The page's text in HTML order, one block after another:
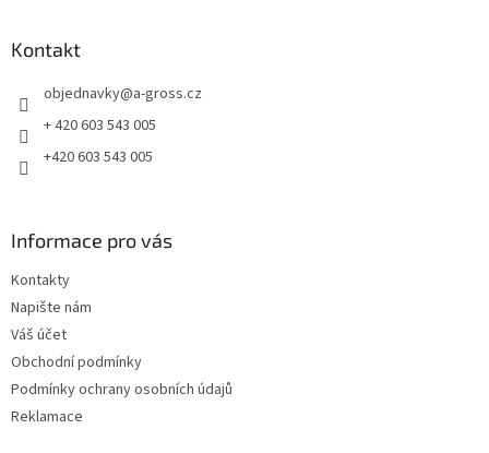
Kontakt
objednavky@a-gross.cz
+ 420 603 543 005
+420 603 543 005
Informace pro vás
Kontakty
Napište nám
Váš účet
Obchodní podmínky
Podmínky ochrany osobních údajů
Reklamace